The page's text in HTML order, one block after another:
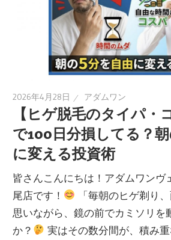
2026年4月28日 アダムワン
【ヒゲ脱毛のタイパ・
で100日分損してる？
に変える投資術
皆さんこんにちは！アダムワンヴ
尾店です！
「毎朝のヒゲ剃り
思いながら、鏡の前でカミソリを
か？
実はその数分間が、積み